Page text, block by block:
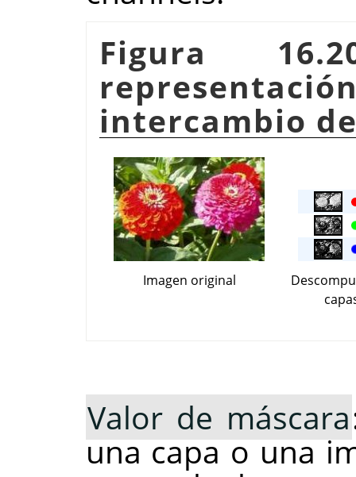
Figura
intercambio
Imagen original
Valor de máscara
una capa o una